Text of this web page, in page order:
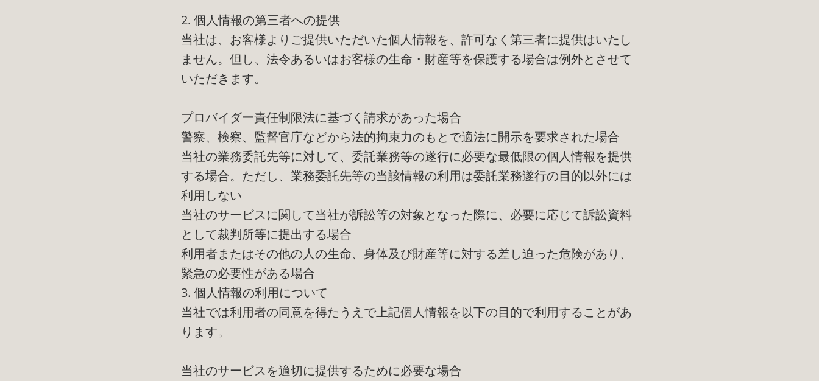
2. 個人情報の第三者への提供
当社は、お客様よりご提供いただいた個人情報を、許可なく第三者に提供はいたし
ません。但し、法令あるいはお客様の生命・財産等を保護する場合は例外とさせて
いただきます。
プロバイダー責任制限法に基づく請求があった場合
警察、検察、監督官庁などから法的拘束力のもとで適法に開示を要求された場合
当社の業務委託先等に対して、委託業務等の遂行に必要な最低限の個人情報を提供
する場合。ただし、業務委託先等の当該情報の利用は委託業務遂行の目的以外には
利用しない
当社のサービスに関して当社が訴訟等の対象となった際に、必要に応じて訴訟資料
として裁判所等に提出する場合
利用者またはその他の人の生命、身体及び財産等に対する差し迫った危険があり、
緊急の必要性がある場合
3. 個人情報の利用について
当社では利用者の同意を得たうえで上記個人情報を以下の目的で利用することがあ
ります。
当社のサービスを適切に提供するために必要な場合